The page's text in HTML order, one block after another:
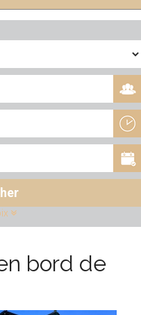
bord de